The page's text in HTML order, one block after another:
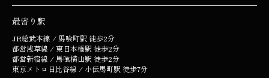
最寄り駅
JR総武本線 / 馬喰町駅 徒歩2分
都営浅草線 / 東日本橋駅 徒歩2分
都営新宿線 / 馬喰横山駅 徒歩2分
東京メトロ日比谷線 / 小伝馬町駅 徒歩7分